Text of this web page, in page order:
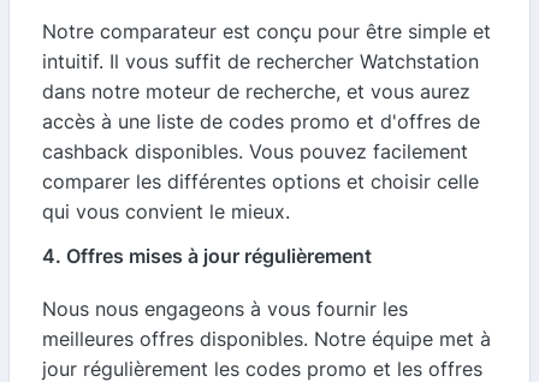
Notre comparateur est conçu pour être simple et
intuitif. Il vous suffit de rechercher Watchstation
dans notre moteur de recherche, et vous aurez
accès à une liste de codes promo et d'offres de
cashback disponibles. Vous pouvez facilement
comparer les différentes options et choisir celle
qui vous convient le mieux.
4. Offres mises à jour régulièrement
Nous nous engageons à vous fournir les
meilleures offres disponibles. Notre équipe met à
jour régulièrement les codes promo et les offres